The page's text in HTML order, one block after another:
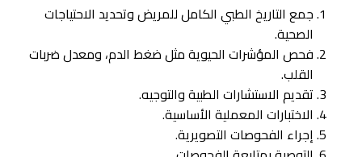
جمع التاريخ الطبي الكامل للمريض وتحديد الاحتياجات
الصحية.
فحص المؤشرات الحيوية مثل ضغط الدم، ومعدل ضربات
القلب.
تقديم الاستشارات الطبية والتوجيه.
الاختبارات المعملية الأساسية.
إجراء الفحوصات التصويرية.